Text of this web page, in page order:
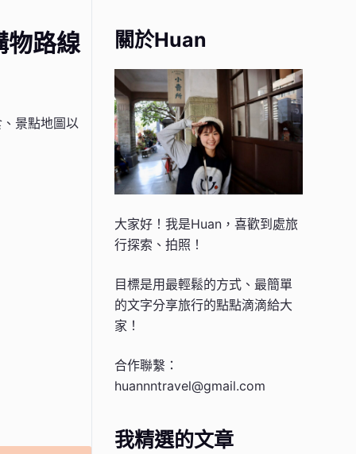
物路線
景點地圖以
關於Huan
大家好！我是Huan，喜歡到處旅
行探索、拍照！
目標是用最輕鬆的方式、最簡單
的文字分享旅行的點點滴滴給大
家！
合作聯繫：
huannntravel@gmail.com
我精選的文章